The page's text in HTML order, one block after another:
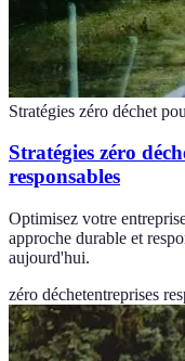
Stratégies zéro déchet
Stratégies zéro
responsables
Optimisez votre
approche durable et
aujourd'hui.
zéro déchetentreprises